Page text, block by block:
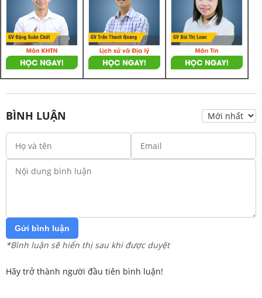
BÌNH LUẬN
Gửi bình luận
*Bình luận sẽ hiển thị sau khi được duyệt
Hãy trở thành người đầu tiên bình luận!